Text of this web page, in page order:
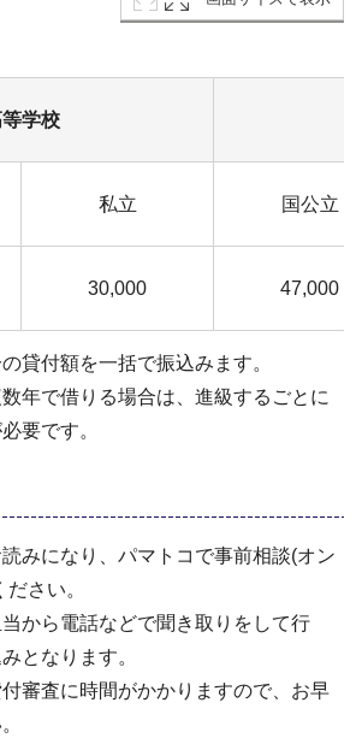
学校
私立 国公立
30,000 47,000
付額を一括で振込みます。
年で借りる場合は、進級するごとに
要です。
みになり、パマトコで事前相談(オン
さい。
から電話などで聞き取りをして行
となります。
審査に時間がかかりますので、お早